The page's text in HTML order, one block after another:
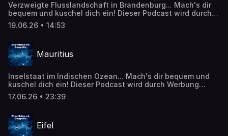
Verzweigte Flusslandschaft in Brandenburg... Mach's dir
bequem und kuschel dich ein! Dieser Podcast wird durch
Werbung finanziert. Weitere Podcasts, Infos und
Angebote unserer Werbepartner:
basiert auf Inhalten von Wikipedia:
https://de.wikipedia.org/wiki/Spreewald Inhalte wurden
mithilfe künstlicher Intelligenz erstellt oder bearbeitet. CC
sa/4.0/)
19.06.26 • 14:53
Mauritius
Inselstaat im Indischen Ozean... Mach's dir bequem und
kuschel dich ein! Dieser Podcast wird durch Werbung
finanziert. Weitere Podcasts, Infos und Angebote unserer
Werbepartner: https://linktr.ee/EinschlafenMitPodcast Die
https://en.wikipedia.org/wiki/Mauritius Inhalte wurden
mithilfe künstlicher Intelligenz erstellt oder bearbeitet. CC
BY-SA 4.0 (https://creativecommons.org/licenses/by-
17.06.26 • 23:39
Eifel